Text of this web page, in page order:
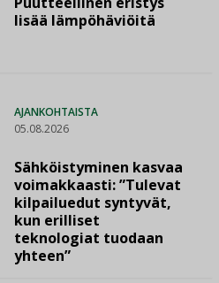
lisää lämpöhäviöitä
AJANKOHTAISTA
05.08.2026
Sähköistyminen kasvaa
voimakkaasti: ”Tulevat
kilpailuedut syntyvät,
kun erilliset
teknologiat tuodaan
yhteen”